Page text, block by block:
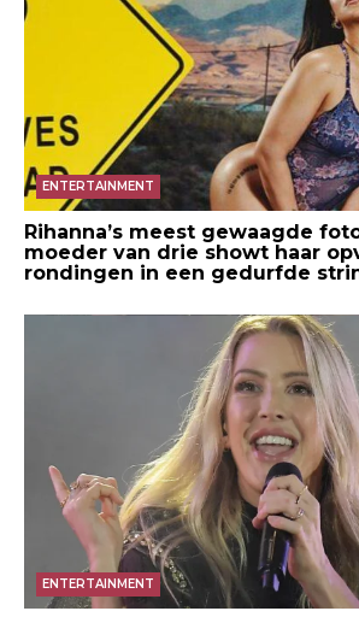
ENTERTAINMENT
Rihanna’s meest gewaagde
moeder van drie showt haar
rondingen in een gedurfde
ENTERTAINMENT